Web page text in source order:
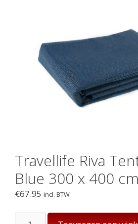
Travellife Riva
Blue 300 x 400 cm
€67.95 incl. BTW
Travellife